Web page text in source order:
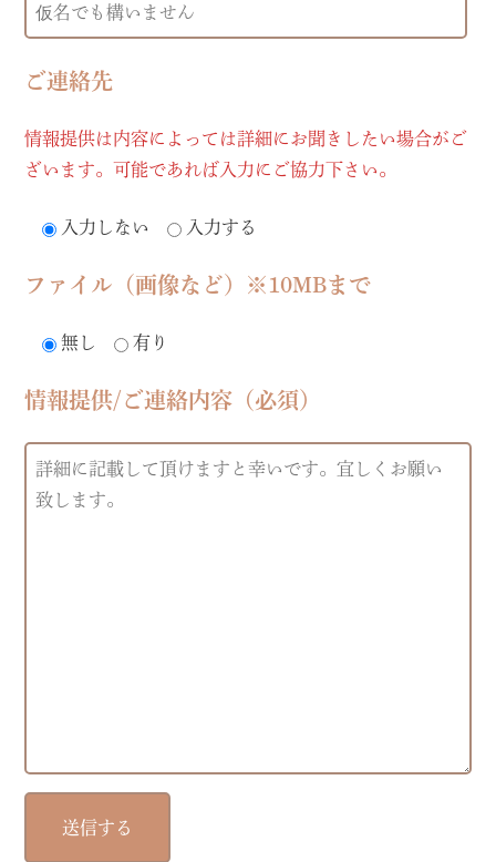
ご連絡先
情報提供は内容によっては詳細にお聞きしたい場合がご
ざいます。可能であれば入力にご協力下さい。
入力しない 入力する
ファイル（画像など）※10MBまで
無し 有り
情報提供/ご連絡内容（必須）